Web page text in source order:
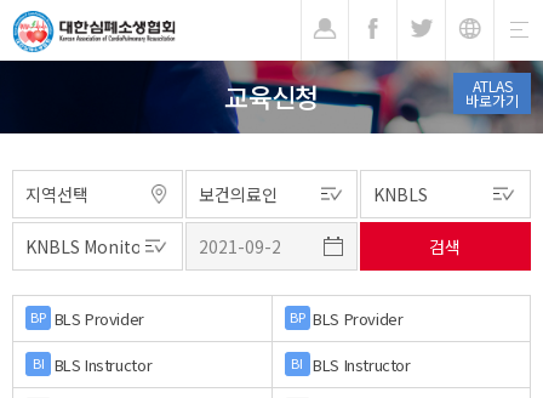
ATLAS
바로가기
교육신청
BP BLS Provider BP BLS Provider
BI BLS Instructor BI BLS Instructor